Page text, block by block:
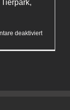
deaktiviertfür